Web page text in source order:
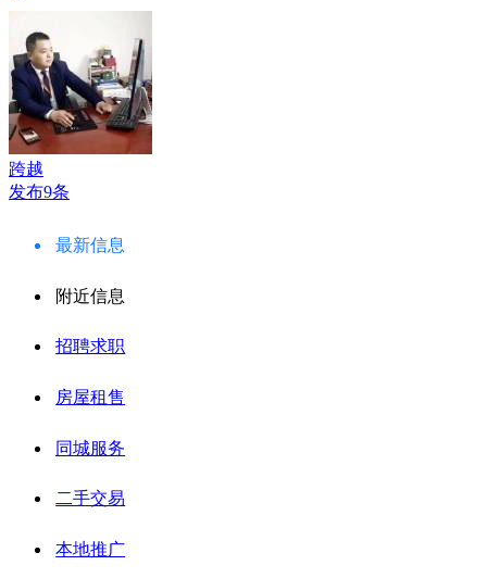
跨越
发布9条
最新信息
附近信息
招聘求职
房屋租售
同城服务
二手交易
本地推广